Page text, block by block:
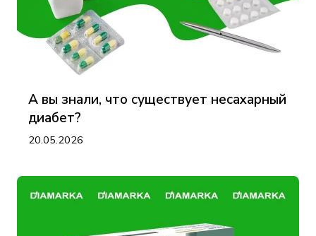
А вы знали, что существует несахарный
диабет?
20.05.2026